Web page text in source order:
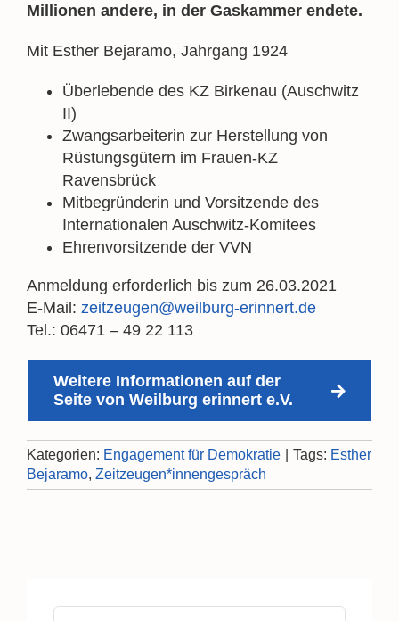
Millionen andere, in der Gaskammer endete.
Mit Esther Bejaramo, Jahrgang 1924
Überlebende des KZ Birkenau (Auschwitz
II)
Zwangsarbeiterin zur Herstellung von
Rüstungsgütern im Frauen-KZ
Ravensbrück
Mitbegründerin und Vorsitzende des
Internationalen Auschwitz-Komitees
Ehrenvorsitzende der VVN
Anmeldung erforderlich bis zum 26.03.2021
E-Mail: zeitzeugen@weilburg-erinnert.de
Tel.: 06471 – 49 22 113
Weitere Informationen auf der
Seite von Weilburg erinnert e.V.
Kategorien: Engagement für Demokratie Tags: Esther
Bejaramo, Zeitzeugen*innengespräch